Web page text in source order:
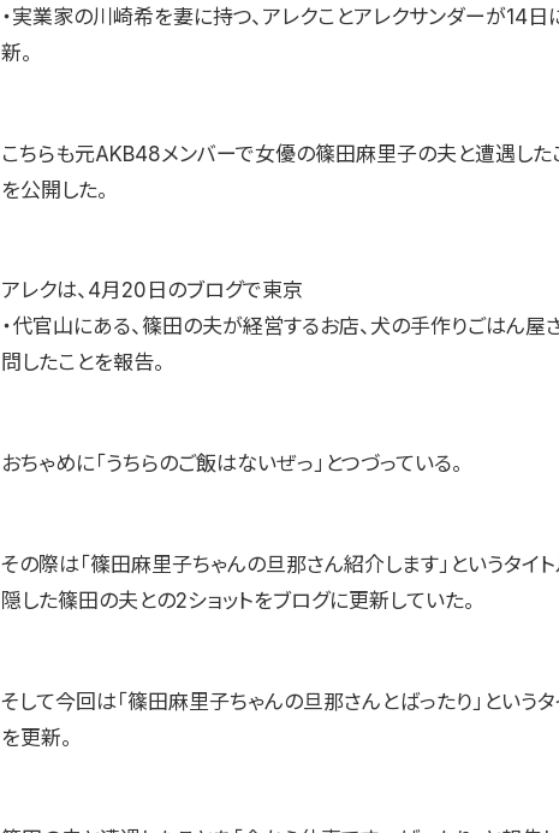
・実業家の川崎希を妻に持つ、アレクことアレクサンダーが14
新。
こちらも元AKB48メンバーで女優の篠田麻里子の夫と遭遇した
を公開した。
アレクは、4月20日のブログで東京
・代官山にある、篠田の夫が経営するお店、犬の手作りごはん屋
問したことを報告。
おちゃめに「うちらのご飯はないぜっ」とつづっている。
その際は「篠田麻里子ちゃんの旦那さん紹介します」というタイ
隠した篠田の夫との2ショットをブログに更新していた。
そして今回は「篠田麻里子ちゃんの旦那さんとばったり」という
を更新。